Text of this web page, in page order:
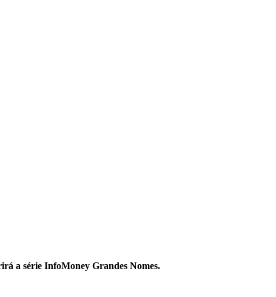
a série InfoMoney Grandes Nomes.